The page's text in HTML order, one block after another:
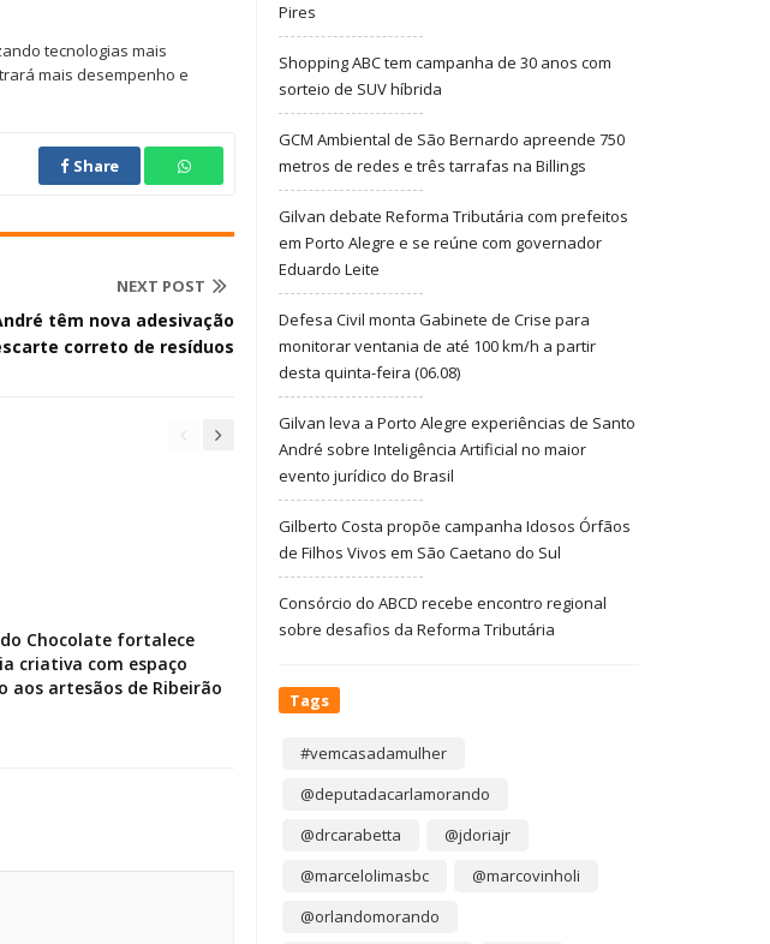
tecnologias mais
mais desempenho e
Share
NEXT POST
têm nova adesivação
correto de resíduos
Chocolate fortalece
criativa com espaço
aos artesãos de Ribeirão
Pires
Shopping ABC tem campanha de 30 anos com
sorteio de SUV híbrida
GCM Ambiental de São Bernardo apreende 750
metros de redes e três tarrafas na Billings
Gilvan debate Reforma Tributária com prefeitos
em Porto Alegre e se reúne com governador
Eduardo Leite
Defesa Civil monta Gabinete de Crise para
monitorar ventania de até 100 km/h a partir
desta quinta-feira (06.08)
Gilvan leva a Porto Alegre experiências de Santo
André sobre Inteligência Artificial no maior
evento jurídico do Brasil
Gilberto Costa propõe campanha Idosos Órfãos
de Filhos Vivos em São Caetano do Sul
Consórcio do ABCD recebe encontro regional
sobre desafios da Reforma Tributária
Tags
#vemcasadamulher
@deputadacarlamorando
@drcarabetta
@jdoriajr
@marcelolimasbc
@marcovinholi
@orlandomorando